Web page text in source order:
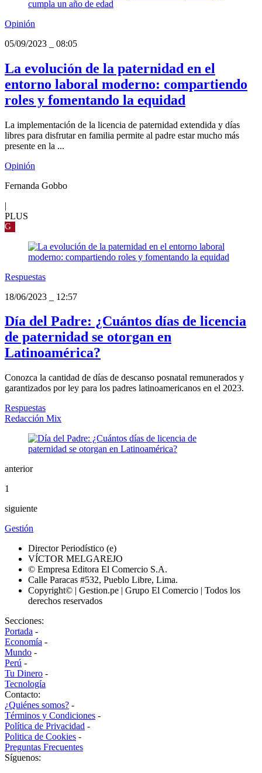
Opinión
05/09/2023
08:05
La evolución de la paternidad en el
entorno laboral moderno: compartiendo
roles y fomentando la equidad
La implementación de la licencia de paternidad extendida y días
libres para disfrutar en familia permite al padre estar mucho más
presente en la ...
Opinión
Fernanda Gobbo
|
PLUS
G
Respuestas
18/06/2023
12:57
Día del Padre: ¿Cuántos días de licencia
de paternidad se otorgan en
Latinoamérica?
Conozca la cantidad de días de descanso posnatal remunerados y
garantizados por ley para los padres latinoamericanos en el 2023.
Respuestas
Redacción Mix
anterior
1
siguiente
Gestión
Director Periodístico (e)
VÍCTOR MELGAREJO
© Empresa Editora El Comercio S.A.
Calle Paracas #532, Pueblo Libre, Lima.
Copyright© | Gestion.pe | Grupo El Comercio | Todos los
derechos reservados
Secciones:
Portada -
Economía -
Mundo -
Perú -
Tu Dinero -
Tecnología
Contacto:
¿Quiénes somos? -
Términos y Condiciones -
Política de Privacidad -
Politica de Cookies -
Preguntas Frecuentes
Síguenos: